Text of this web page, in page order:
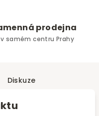
prodejna
v samém centru Prahy
Diskuze